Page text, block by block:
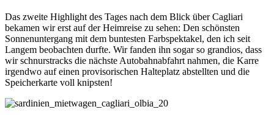
Das zweite Highlight des Tages nach dem Blick über Cagliari
bekamen wir erst auf der Heimreise zu sehen: Den schönsten
Sonnenuntergang mit dem buntesten Farbspektakel, den ich seit
Langem beobachten durfte. Wir fanden ihn sogar so grandios, dass
wir schnurstracks die nächste Autobahnabfahrt nahmen, die Karre
irgendwo auf einen provisorischen Halteplatz abstellten und die
Speicherkarte voll knipsten!